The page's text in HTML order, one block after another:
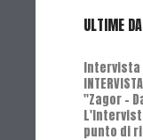
ULTIME
Intervista
"Zagor -
punto di